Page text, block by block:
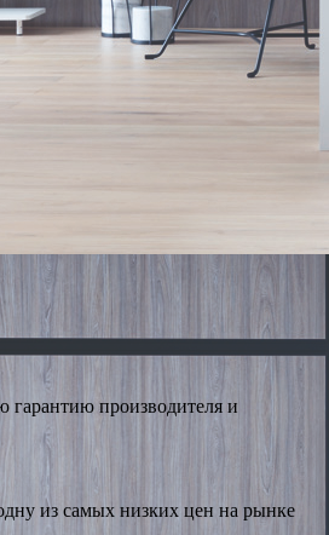
гарантию производителя и
из самых низких цен на рынке